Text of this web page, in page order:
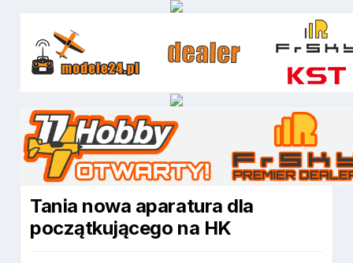
Tania nowa aparatura dla
początkującego na HK